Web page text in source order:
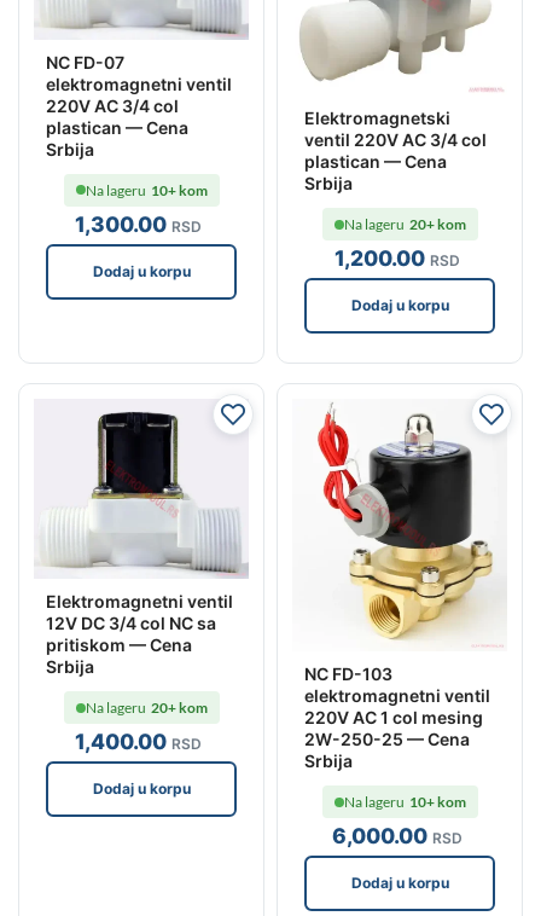
NC FD-07
elektromagnetni ventil
220V AC 3/4 col
plastican — Cena
Srbija
1,300.00 RSD
Na lageru 10+ kom
Dodaj u korpu
Elektromagnetski
ventil 220V AC 3/4 col
plastican — Cena
Srbija
1,200.00 RSD
Na lageru 20+ kom
Dodaj u korpu
Elektromagnetni ventil
12V DC 3/4 col NC sa
pritiskom — Cena
Srbija
1,400.00 RSD
Na lageru 20+ kom
Dodaj u korpu
NC FD-103
elektromagnetni ventil
220V AC 1 col mesing
2W-250-25 — Cena
Srbija
6,000.00 RSD
Na lageru 10+ kom
Dodaj u korpu